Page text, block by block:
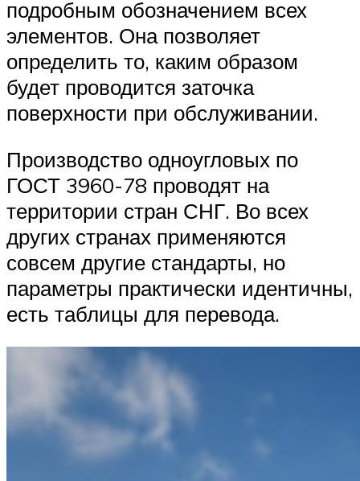
подробным обозначением всех
элементов. Она позволяет
определить то, каким образом
будет проводится заточка
поверхности при обслуживании.
Производство одноугловых по
ГОСТ 3960-78 проводят на
территории стран СНГ. Во всех
других странах применяются
совсем другие стандарты, но
параметры практически идентичны,
есть таблицы для перевода.